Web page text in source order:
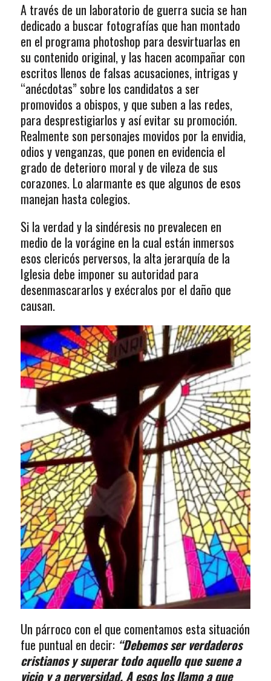
A través de un laboratorio de guerra sucia se han
dedicado a buscar fotografías que han montado
en el programa photoshop para desvirtuarlas en
su contenido original, y las hacen acompañar con
escritos llenos de falsas acusaciones, intrigas y
“anécdotas” sobre los candidatos a ser
promovidos a obispos, y que suben a las redes,
para desprestigiarlos y así evitar su promoción.
Realmente son personajes movidos por la envidia,
odios y venganzas, que ponen en evidencia el
grado de deterioro moral y de vileza de sus
corazones. Lo alarmante es que algunos de esos
manejan hasta colegios.
Si la verdad y la sindéresis no prevalecen en
medio de la vorágine en la cual están inmersos
esos clericós perversos, la alta jerarquía de la
Iglesia debe imponer su autoridad para
desenmascararlos y exécralos por el daño que
causan.
Un párroco con el que comentamos esta situación
fue puntual en decir: “Debemos ser verdaderos
cristianos y superar todo aquello que suene a
vicio y a perversidad. A esos los llamo a que